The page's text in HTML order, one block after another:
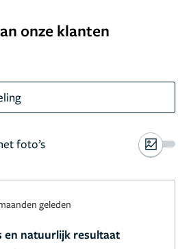
onze klanten
foto’s
geleden
en natuurlijk resultaat